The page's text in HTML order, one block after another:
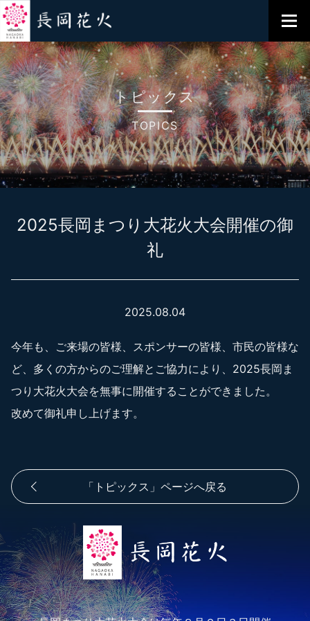
トピックス
TOPICS
2025長岡まつり大花火大会開催の御
礼
2025.08.04
今年も、ご来場の皆様、スポンサーの皆様、市民の皆様な
ど、多くの方からのご理解とご協力により、2025長岡ま
つり大花火大会を無事に開催することができました。
改めて御礼申し上げます。
「トピックス」ページへ戻る